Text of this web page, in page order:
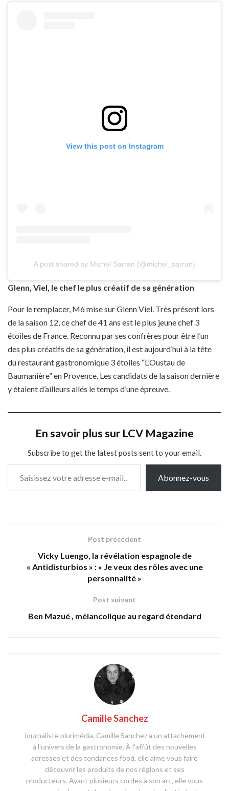
View this post on Instagram
A post shared by Michel Sarran (@michel_sarran)
Glenn, Viel, le chef le plus créatif de sa génération
Pour le remplacer, M6 mise sur Glenn Viel. Très présent lors
de la saison 12, ce chef de 41 ans est le plus jeune chef 3
étoiles de France. Reconnu par ses confrères pour être l’un
des plus créatifs de sa génération, il est aujourd’hui à la tête
du restaurant gastronomique 3 étoiles “L’Oustau de
Baumanière” en Provence. Les candidats de la saison dernière
y étaient d’ailleurs allés le temps d’une épreuve.
En savoir plus sur LCV Magazine
Subscribe to get the latest posts sent to your email.
Saisissez votre adresse e-mail…
Abonnez-vous
Post précédent
Vicky Luengo, la révélation espagnole de
« Antidisturbios » : « Je veux des rôles avec une
personnalité »
Post suivant
Ben Mazué , mélancolique au regard étendard
Camille Sanchez
Journaliste plurimédia, Camille Sanchez a un attachement
à l'univers de la gastronomie. À l'affût des nouvelles
adresses et des tendances food, elle aime vous faire
découvrir les produits de nos régions et ses
producteurs. Ayant plusieurs cordes à son arc, elle vous